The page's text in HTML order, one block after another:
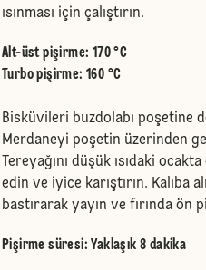
ısınması için çalıştırın.
Alt-üst pişirme: 170 °C
Turbo pişirme: 160 °C
Bisküvileri buzdolabı poşetine
Merdaneyi poşetin üzerinden
Tereyağını düşük ısıdaki
edin ve iyice karıştırın. Kalıba
bastırarak yayın ve fırında ön
Pişirme süresi: Yaklaşık 8 dakika